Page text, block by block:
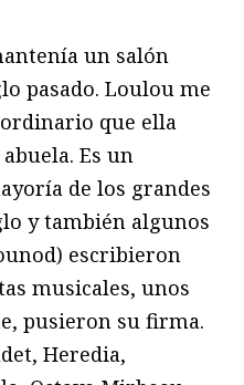
un salón
pasado. Loulou me
que ella
Es un
de los grandes
y también algunos
escribieron
musicales, unos
pusieron su firma.
Heredia,